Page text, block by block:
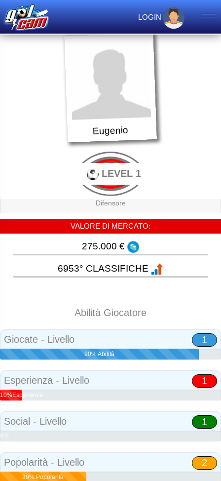
LOGIN
Eugenio
LEVEL 1
Difensore
VALORE DI MERCATO:
275.000 €
6953° CLASSIFICHE
Abilità Giocatore
Giocate - Livello 1
90% Abilità
Esperienza - Livello 1
10%Esperienza
Social - Livello 1
0%
Popolarità - Livello 2
39% Popolarità